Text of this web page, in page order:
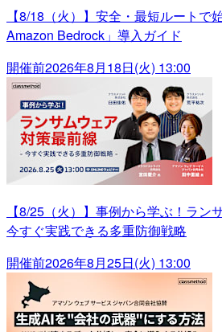
【8/18（火）】安全・最短ルートで
Amazon Bedrock」導入ガイド
開催前2026年8月18日(火) 13:00
【8/25（火）】事例から学ぶ！ラン
今すぐ実践できる多重防御戦略
開催前2026年8月25日(火) 13:00